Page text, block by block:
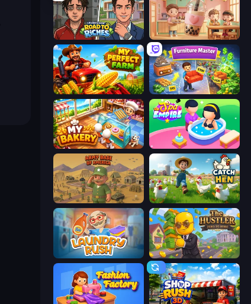
Life Simulator: Road to Riches Boba Shop
My Perfect Farm Furniture Master: Idle Tycoon
My bakery Spa Empire
Army Base Of America Catch the Hen
Laundry Rush The Hustler